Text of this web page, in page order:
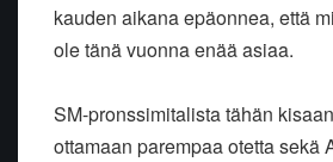
kauden aikana epäonnea, että
ole tänä vuonna enää asiaa.
SM-pronssimitalista tähän
ottamaan parempaa otetta sekä